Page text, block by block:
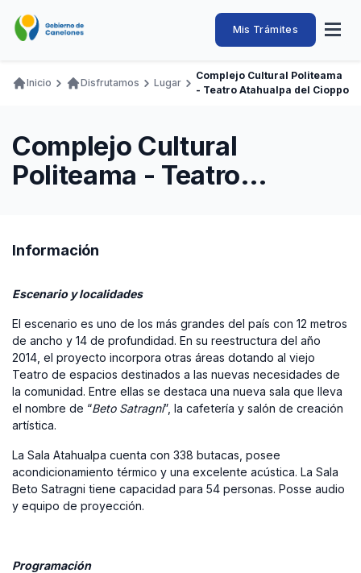
contenido
Intendencia
de
Canelones
Abrir
Navegación
Mis Trámites
Ingresar
Llamados Laborales
Adquisiciones
Ruta
navegación
Inicio Disfrutamos Lugar
Complejo Cultural Politeama
- Teatro Atahualpa del Cioppo
Complejo Cultural
Politeama - Teatro
Información
Escenario y localidades
El escenario es uno de los más grandes del país con 12 metros
de ancho y 14 de profundidad. En su reestructura del año
2014, el proyecto incorpora otras áreas dotando al viejo
Teatro de espacios destinados a las nuevas necesidades de
la comunidad. Entre ellas se destaca una nueva sala que lleva
el nombre de “Beto Satragni”, la cafetería y salón de creación
artística.
La Sala Atahualpa cuenta con 338 butacas, posee
acondicionamiento térmico y una excelente acústica. La Sala
Beto Satragni tiene capacidad para 54 personas. Posse audio
y equipo de proyección.
Programación